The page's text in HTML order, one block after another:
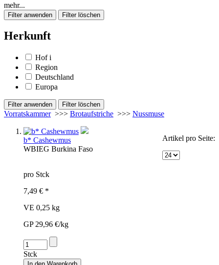
mehr...
Herkunft
Hof i
Region
Deutschland
Europa
Vorratskammer >>> Brotaufstriche >>> Nussmuse
Artikel pro Seite:
b* Cashewmus
WBIEG Burkina Faso
pro Stck
7,49 € *
VE 0,25 kg
GP 29,96 €/kg
Stck